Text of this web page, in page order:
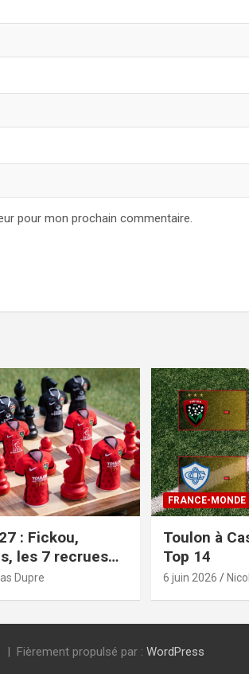
pour mon prochain commentaire.
: Fickou,
les 7 recrues
Dupre
FRANCE-MONDE
Toulon à
Top 14
6 juin 2026
Fièrement propulsé par : WordPress